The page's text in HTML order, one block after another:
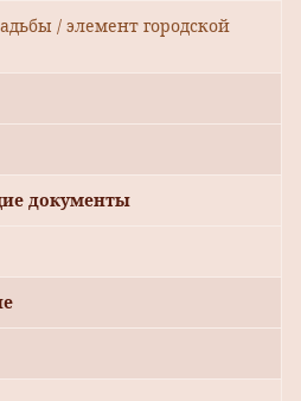
/ элемент городской
документы